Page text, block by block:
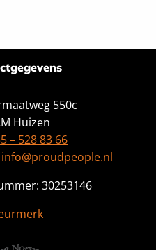
550c
Huizen
– 528 83 66
info@proudpeople.nl
30253146